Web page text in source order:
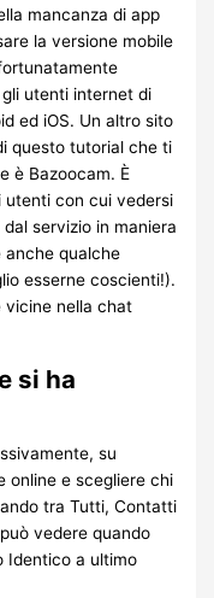
mancanza di app
la versione mobile
utenti internet di
ed iOS. Un altro sito
questo tutorial che ti
è Bazoocam. È
utenti con cui vedersi
servizio in maniera
anche qualche
esserne coscienti!).
vicine nella chat
si ha
su
online e scegliere chi
tra Tutti, Contatti
vedere quando
Identico a ultimo